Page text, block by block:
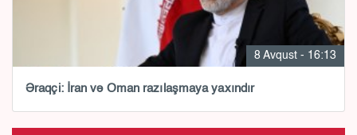
8 Avqust - 16:13
Əraqçi: İran və Oman razılaşmaya yaxındır